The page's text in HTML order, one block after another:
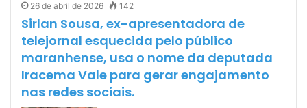
26 de abril de 2026 142
Sirlan Sousa, ex-apresentadora de
telejornal esquecida pelo público
maranhense, usa o nome da deputada
Iracema Vale para gerar engajamento
nas redes sociais.